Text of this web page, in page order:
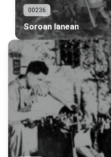
00236
Soroan lanean